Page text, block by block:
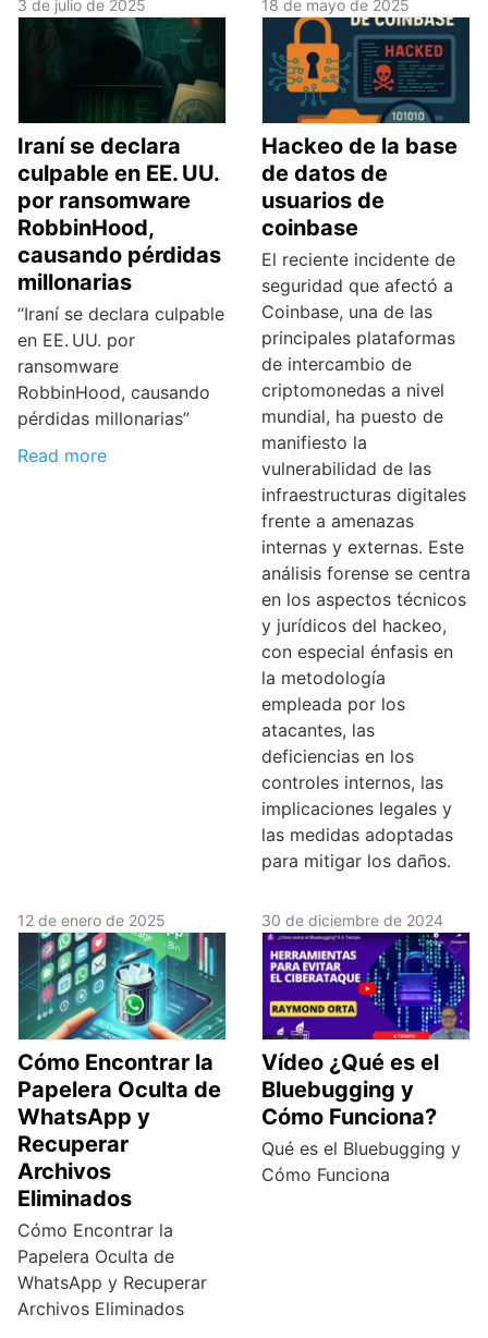
3 de julio de 2025
Iraní se declara
culpable en EE. UU.
por ransomware
RobbinHood,
causando pérdidas
millonarias
“Iraní se declara culpable
en EE. UU. por
ransomware
RobbinHood, causando
pérdidas millonarias”
Read more
18 de mayo de 2025
Hackeo de la base
de datos de
usuarios de
coinbase
El reciente incidente de
seguridad que afectó a
Coinbase, una de las
principales plataformas
de intercambio de
criptomonedas a nivel
mundial, ha puesto de
manifiesto la
vulnerabilidad de las
infraestructuras digitales
frente a amenazas
internas y externas. Este
análisis forense se centra
en los aspectos técnicos
y jurídicos del hackeo,
con especial énfasis en
la metodología
empleada por los
atacantes, las
deficiencias en los
controles internos, las
implicaciones legales y
las medidas adoptadas
para mitigar los daños.
12 de enero de 2025
Cómo Encontrar la
Papelera Oculta de
WhatsApp y
Recuperar
Archivos
Eliminados
Cómo Encontrar la
Papelera Oculta de
WhatsApp y Recuperar
Archivos Eliminados
30 de diciembre de 2024
Vídeo ¿Qué es el
Bluebugging y
Cómo Funciona?
Qué es el Bluebugging y
Cómo Funciona